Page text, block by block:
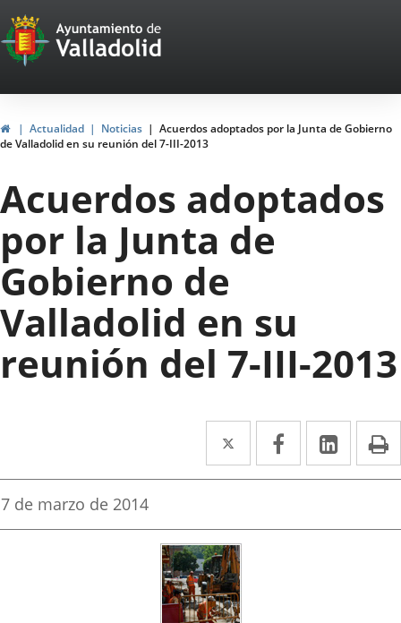
Portal
Web
del
Ayuntamiento
de
Valladolid
HomeActualidad Noticias
Acuerdos adoptados por la Junta de Gobierno
de Valladolid en su reunión del 7-III-2013
Acuerdos adoptados
por la Junta de
Gobierno de
Valladolid en su
reunión del 7-III-2013
Twitter
Enlace
a
aplicación
externa.
Facebook
Enlace
a
aplicación
Enlace
a
Fecha
la
7 de marzo de 2014